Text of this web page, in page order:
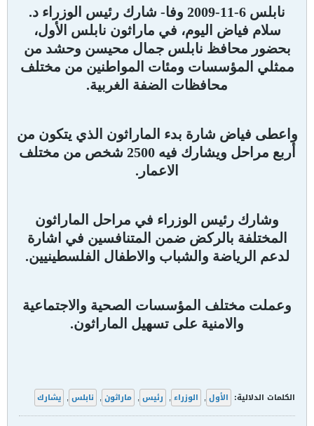
نابلس 6-11-2009 وفا- شارك رئيس الوزراء د.
سلام فياض اليوم، في ماراثون نابلس الأول،
بحضور محافظ نابلس جمال محيسن وحشد من
ممثلي المؤسسات ومئات المواطنين من مختلف
محافظات الضفة الغربية.
واعطى فياض شارة بدء الماراثون الذي يتكون من
أربع مراحل ويشارك فيه 2500 شخص من مختلف
الاعمار.
وشارك رئيس الوزراء في مراحل الماراثون
المختلفة بالركض ضمن المتنافسين في اشارة
لدعم الرياضة والشباب والاطفال الفلسطينيين.
وعملت مختلف المؤسسات الصحية والاجتماعية
والامنية على تسهيل الماراثون.
الكلمات الدلالية: الأول , الوزراء , رئيس , ماراثون , نابلس , يشارك